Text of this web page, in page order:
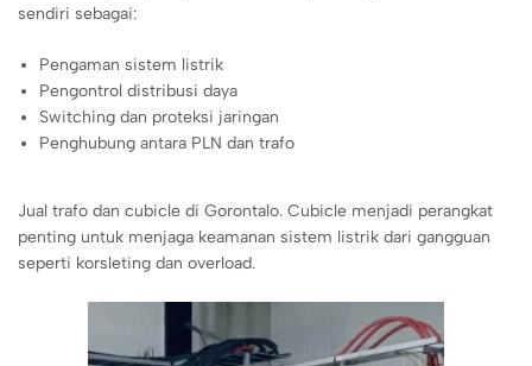
sendiri sebagai:
Pengaman sistem listrik
Pengontrol distribusi daya
Switching dan proteksi jaringan
Penghubung antara PLN dan trafo
Jual trafo dan cubicle di Gorontalo. Cubicle menjadi perangkat
penting untuk menjaga keamanan sistem listrik dari gangguan
seperti korsleting dan overload.